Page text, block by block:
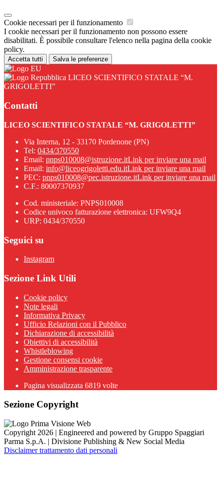
Cookie necessari per il funzionamento
I cookie necessari per il funzionamento non possono essere
disabilitati. È possibile consultare l'elenco nella pagina della cookie
policy.
Accetta tutti Salva le preferenze
LICEO SCIENTIFICO STATALE “M.
GRIGOLETTI”
Contatti
LICEO SCIENTIFICO STATALE “M. GRIGOLETTI”
Via Interna, 12 - 33170 Pordenone (PN)
Tel: 0434/370550
Email: pnps010008@istruzione.itLink per inviare una mail
Email: info@liceogrigoletti.edu.itLink per inviare una mail
PEC: pnps010008@pec.istruzione.itLink per inviare una mail
C.F.: 80007370937
Cod. ministeriale: PNPS010008
Codice univoco fatturazione elettronica: UFW9Q4
URP: 0434/370550
Seguici su
Instagram
Sezione Link Utili
Cookie policy
Note legali
Informativa Privacy
Ufficio Relazioni con il Pubblico
Dichiarazione di accessibilità
Obiettivi di accessibilità
Whistleblowing
Gestione consensi cookie
Amministrazione trasparente
Pagina visualizzata 6819 volte
Sezione Copyright
Copyright 2026 | Engineered and powered by Gruppo Spaggiari
Parma S.p.A. | Divisione Publishing & New Social Media
Disclaimer trattamento dati personali